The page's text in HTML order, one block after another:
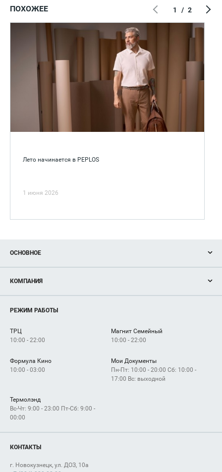
ПОХОЖЕЕ
Лето начинается в PEPLOS
1 июня 2026
1 / 2
ОСНОВНОЕ
Новости
Магазины
Услуги
КОМПАНИЯ
Рекламодателям
Как добраться
РЕЖИМ РАБОТЫ
ТРЦ
10:00 - 22:00
Магнит Семейный
10:00 - 22:00
Формула Кино
10:00 - 03:00
Мои Документы
Пн-Пт: 10:00 - 20:00 Сб: 10:00 -
17:00 Вс: выходной
Термолэнд
Вс-Чт: 9:00 - 23:00 Пт-Сб: 9:00 -
00:00
КОНТАКТЫ
г. Новокузнецк, ул. ДОЗ, 10а